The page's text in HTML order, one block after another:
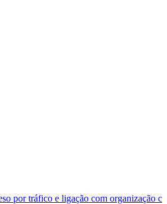
ligação com organização criminosa em